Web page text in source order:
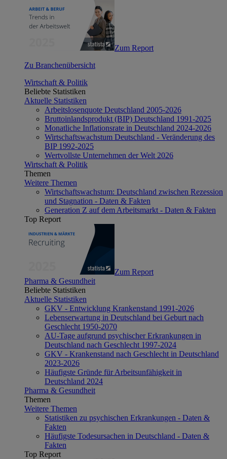
Zum Report
Zu Branchenübersicht
Wirtschaft & Politik
Beliebte Statistiken
Aktuelle Statistiken
Arbeitslosenquote Deutschland 2005-2026
Bruttoinlandsprodukt (BIP) Deutschland 1991-2025
Monatliche Inflationsrate in Deutschland 2024-2026
Wirtschaftswachstum Deutschland - Veränderung des
BIP 1992-2025
Wertvollste Unternehmen der Welt 2026
Wirtschaft & Politik
Themen
Weitere Themen
Wirtschaftswachstum: Deutschland zwischen Rezession
und Stagnation - Daten & Fakten
Generation Z auf dem Arbeitsmarkt - Daten & Fakten
Top Report
Zum Report
Pharma & Gesundheit
Beliebte Statistiken
Aktuelle Statistiken
GKV - Entwicklung Krankenstand 1991-2026
Lebenserwartung in Deutschland bei Geburt nach
Geschlecht 1950-2070
AU-Tage aufgrund psychischer Erkrankungen in
Deutschland nach Geschlecht 1997-2024
GKV - Krankenstand nach Geschlecht in Deutschland
2023-2026
Häufigste Gründe für Arbeitsunfähigkeit in
Deutschland 2024
Pharma & Gesundheit
Themen
Weitere Themen
Statistiken zu psychischen Erkrankungen - Daten &
Fakten
Häufigste Todesursachen in Deutschland - Daten &
Fakten
Top Report